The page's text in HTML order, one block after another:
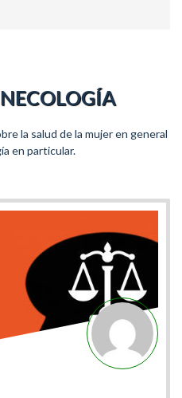
la salud de la mujer en general
en particular.